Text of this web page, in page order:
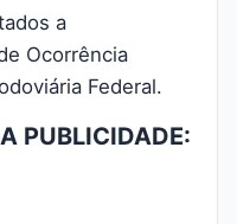
a
Ocorrência
Federal.
PUBLICIDADE: